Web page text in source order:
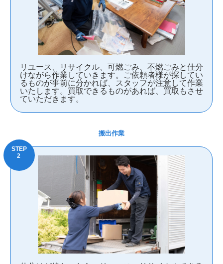
リユース、リサイクル、可燃ごみ、不燃ごみと仕分
けながら作業していきます。ご依頼者様が探してい
るものが事前に分かれば、スタッフが注意して作業
いたします。買取できるものがあれば、買取もさせ
ていただきます。
搬出作業